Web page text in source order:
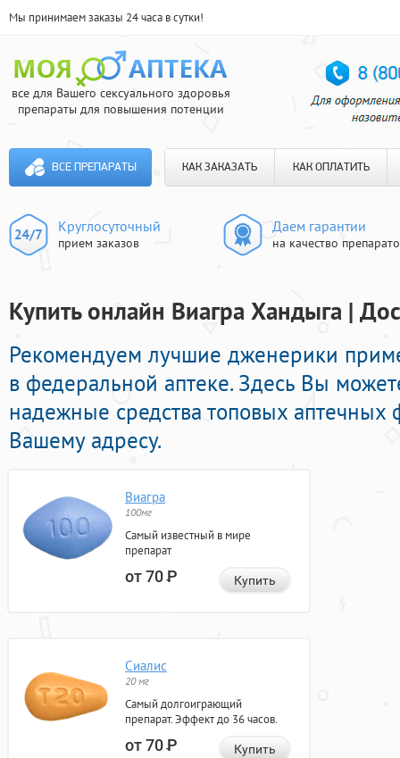
Мы принимаем заказы 24 часа в сутки!
все для Вашего сексуального здоровья
препараты для повышения потенции
ВСЕ ПРЕПАРАТЫ КАК ЗАКАЗАТЬ КАК ОПЛАТИТЬ
Круглосуточный
прием заказов
Даем гарантии
на качество
Купить онлайн Виагра Хандыга |
Рекомендуем лучшие дженерики
в федеральной аптеке. Здесь Вы
надежные средства топовых аптечных
Вашему адресу.
Виагра
100мг
Самый известный в мире
препарат
от 70Р Купить
Сиалис
20 мг
Самый долгоиграющий
препарат. Эффект до 36 часов.
от 70Р Купить